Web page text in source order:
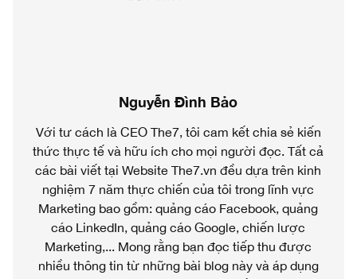
Nguyễn Đình Bảo
Với tư cách là CEO The7, tôi cam kết chia sẻ kiến
thức thực tế và hữu ích cho mọi người đọc. Tất cả
các bài viết tại Website The7.vn đều dựa trên kinh
nghiệm 7 năm thực chiến của tôi trong lĩnh vực
Marketing bao gồm: quảng cáo Facebook, quảng
cáo LinkedIn, quảng cáo Google, chiến lược
Marketing,... Mong rằng bạn đọc tiếp thu được
nhiều thông tin từ những bài blog này và áp dụng